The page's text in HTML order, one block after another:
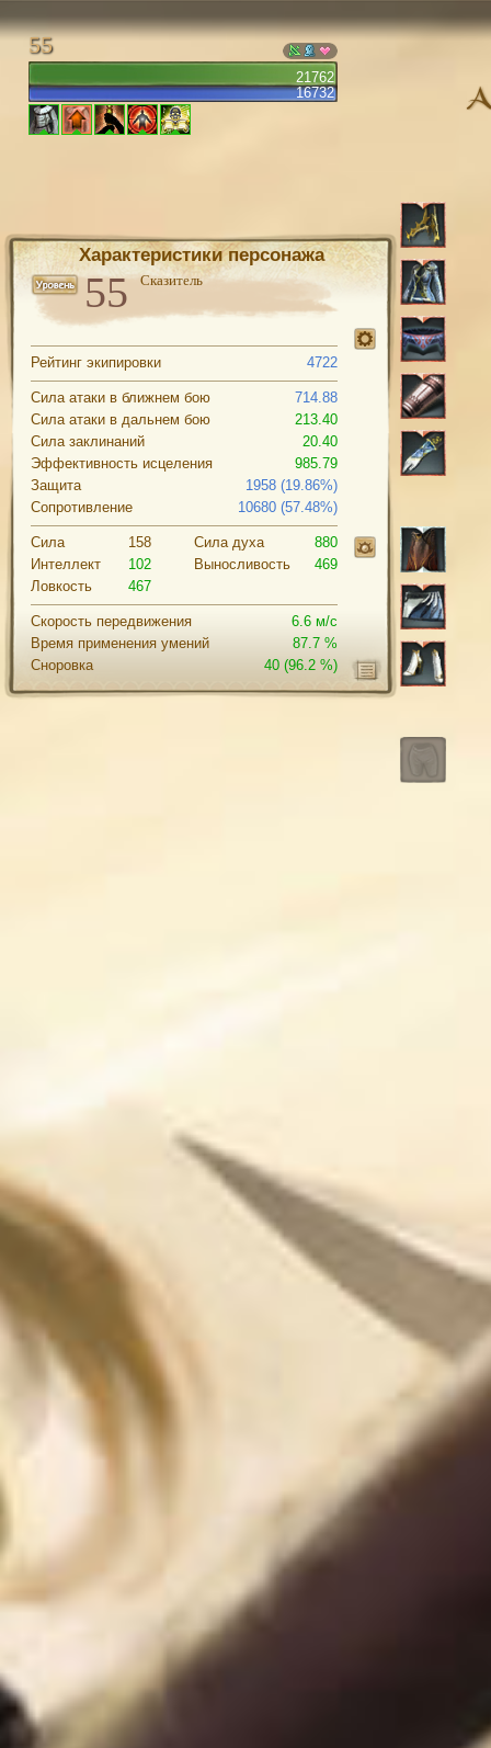
21762
16732
55
Характеристики персонажа
Сказитель
Рейтинг экипировки 4722
Сила атаки в ближнем бою
714.88
Сила атаки в дальнем бою
213.40
Сила заклинаний
20.40
Эффективность исцеления
985.79
Защита
1958 (19.86%)
Сопротивление
10680 (57.48%)
Сила
158
Интеллект
102
Ловкость
467
Cила духа
880
Выносливость
469
Скорость передвижения
6.6 м/с
Время применения умений
87.7 %
Сноровка
(96.2 %)
40